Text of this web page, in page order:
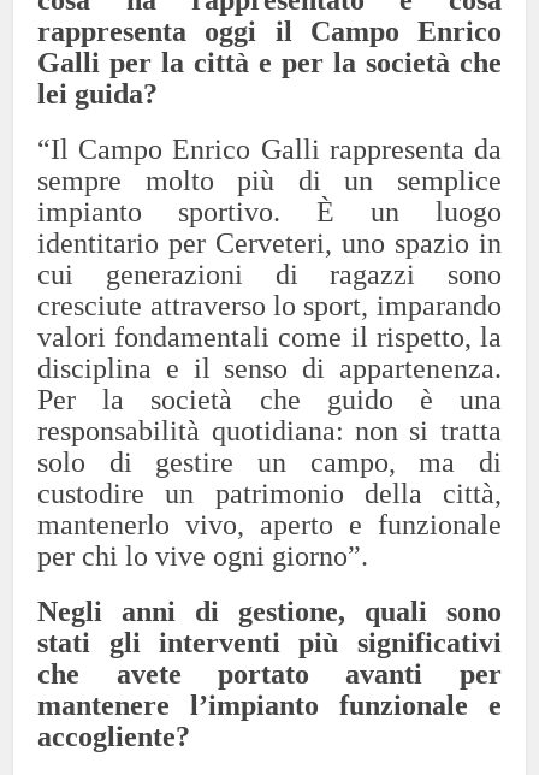
rappresenta oggi il Campo Enrico
Galli per la città e per la società che
lei guida?
“Il Campo Enrico Galli rappresenta da
sempre molto più di un semplice
impianto sportivo. È un luogo
identitario per Cerveteri, uno spazio in
cui generazioni di ragazzi sono
cresciute attraverso lo sport, imparando
valori fondamentali come il rispetto, la
disciplina e il senso di appartenenza.
Per la società che guido è una
responsabilità quotidiana: non si tratta
solo di gestire un campo, ma di
custodire un patrimonio della città,
mantenerlo vivo, aperto e funzionale
per chi lo vive ogni giorno”.
Negli anni di gestione, quali sono
stati gli interventi più significativi
che avete portato avanti per
mantenere l’impianto funzionale e
accogliente?